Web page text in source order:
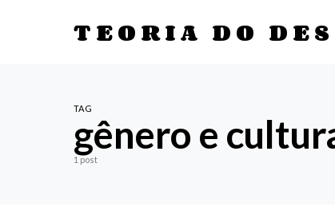
TEORIA DO
TAG
gênero e
1 post